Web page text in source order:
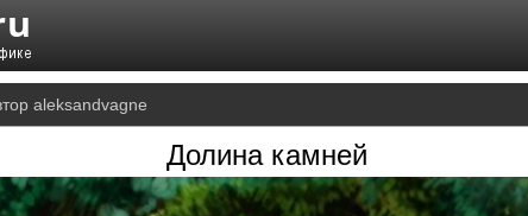
aleksandvagne
Долина камней